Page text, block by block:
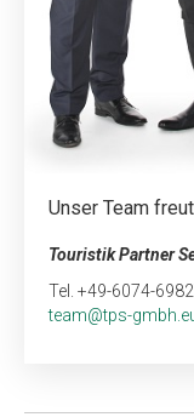
Unser Team
Touristik Partner
Tel. +49-6074-
team@tps-